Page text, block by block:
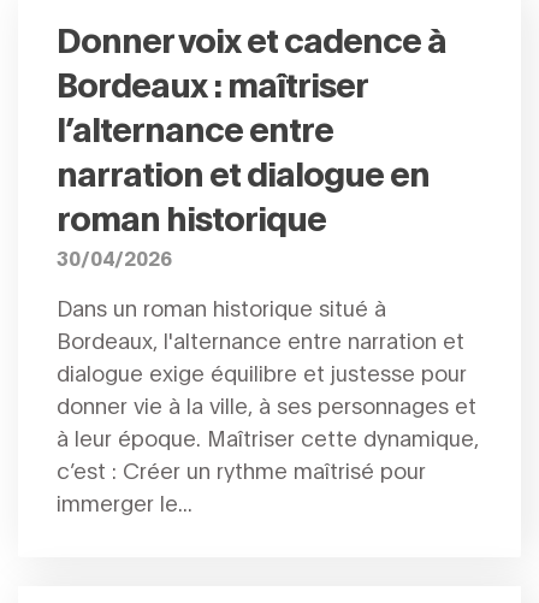
Donner voix et cadence à
Bordeaux : maîtriser
l’alternance entre
narration et dialogue en
roman historique
30/04/2026
Dans un roman historique situé à
Bordeaux, l'alternance entre narration et
dialogue exige équilibre et justesse pour
donner vie à la ville, à ses personnages et
à leur époque. Maîtriser cette dynamique,
c’est : Créer un rythme maîtrisé pour
immerger le...